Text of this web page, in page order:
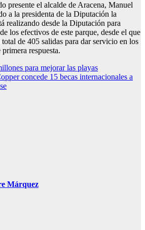
presente el alcalde de Aracena, Manuel
a la presidenta de la Diputación la
realizando desde la Diputación para
los efectivos de este parque, desde el que
de 405 salidas para dar servicio en los
respuesta.
para mejorar las playas
concede 15 becas internacionales a
Márquez